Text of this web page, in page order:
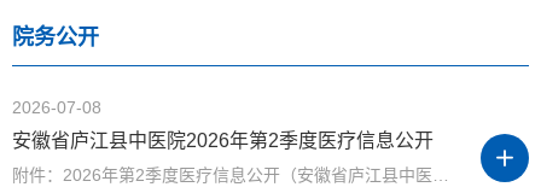
院务公开
2026-07-08
安徽省庐江县中医院2026年第2季度医疗信息公开
附件：2026年第2季度医疗信息公开（安徽省庐江县中医院）